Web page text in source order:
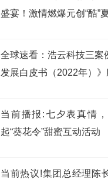
盛宴！激情燃爆元创“酷”
全球速看：浩云科技三案
发展白皮书（2022年）
当前播报:七夕表真情
起“葵花令”甜蜜互动活动
当前热议!集团总经理陈